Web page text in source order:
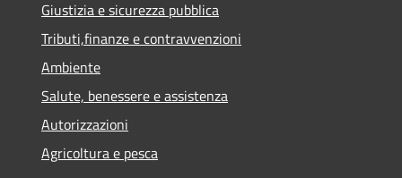
Giustizia e sicurezza pubblica
Tributi,finanze e contravvenzioni
Ambiente
Salute, benessere e assistenza
Autorizzazioni
Agricoltura e pesca